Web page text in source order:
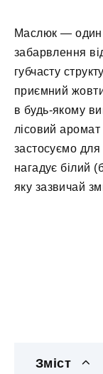
Маслюк — один
забарвлення
губчасту
приємний
в будь-якому
лісовий аромат
застосуємо
нагадує білий
яку зазвичай
Зміст